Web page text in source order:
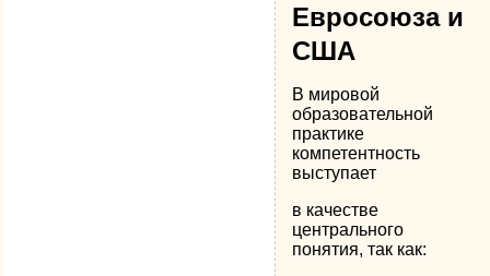
Евросоюза и
США
В мировой
образовательной
практике
компетентность
выступает
в качестве
центрального
понятия, так как: